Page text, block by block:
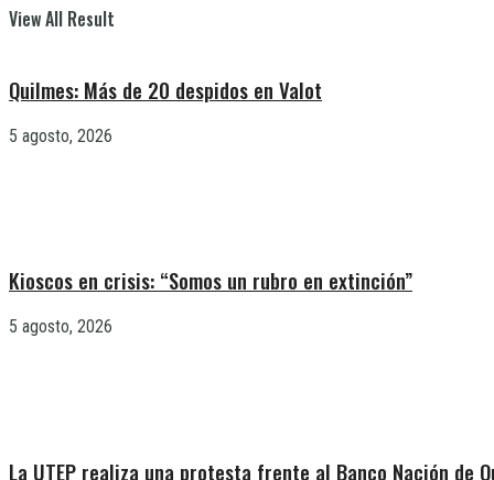
View All Result
Quilmes: Más de 20 despidos en Valot
5 agosto, 2026
Kioscos en crisis: “Somos un rubro en extinción”
5 agosto, 2026
La UTEP realiza una protesta frente al Banco Nación de